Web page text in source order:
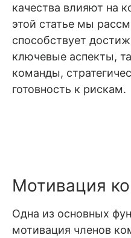
качества влияют на
этой статье мы
способствует
ключевые аспекты,
команды,
готовность к рискам.
Мотивация
Одна из основных
мотивация членов